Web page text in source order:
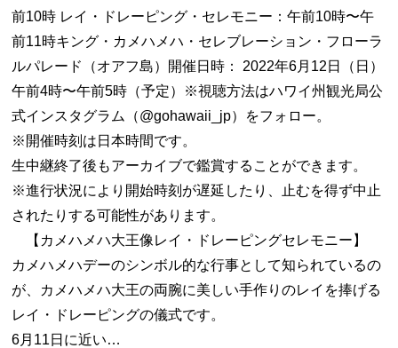
前10時 レイ・ドレーピング・セレモニー：午前10時〜午
前11時キング・カメハメハ・セレブレーション・フローラ
ルパレード（オアフ島）開催日時： 2022年6月12日（日）
午前4時〜午前5時（予定）※視聴方法はハワイ州観光局公
式インスタグラム（@gohawaii_jp）をフォロー。
※開催時刻は日本時間です。
生中継終了後もアーカイブで鑑賞することができます。
※進行状況により開始時刻が遅延したり、止むを得ず中止
されたりする可能性があります。
【カメハメハ大王像レイ・ドレーピングセレモニー】
カメハメハデーのシンボル的な行事として知られているの
が、カメハメハ大王の両腕に美しい手作りのレイを捧げる
レイ・ドレーピングの儀式です。
6月11日に近い…